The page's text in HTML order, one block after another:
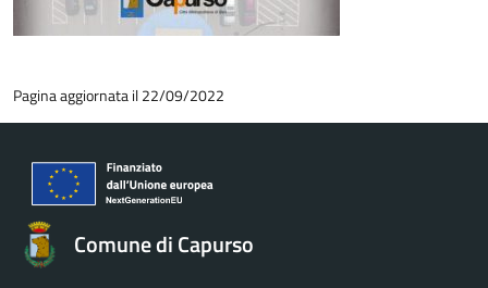
Pagina aggiornata il 22/09/2022
Comune di Capurso